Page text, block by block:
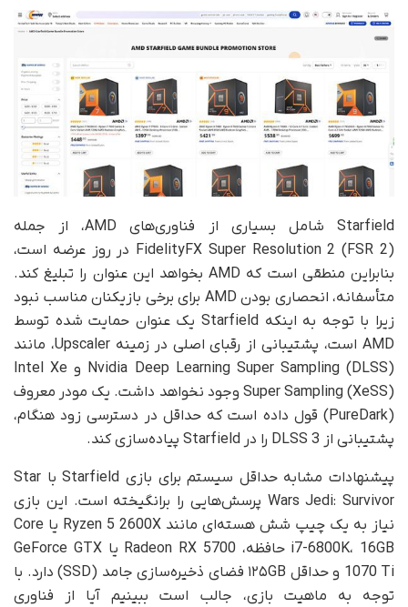
Starfield شامل بسیاری از فناوری‌های AMD، از جمله
FidelityFX Super Resolution 2 (FSR 2) در روز عرضه است،
بنابراین منطقی است که AMD بخواهد این عنوان را تبلیغ کند.
متأسفانه، انحصاری بودن AMD برای برخی بازیکنان مناسب نبود
زیرا با توجه به اینکه Starfield یک عنوان حمایت شده توسط
AMD است، پشتیبانی از رقبای اصلی در زمینه Upscaler، مانند
Nvidia Deep Learning Super Sampling (DLSS) و Intel Xe
Super Sampling (XeSS) وجود نخواهد داشت. یک مودر معروف
(PureDark) قول داده است که حداقل در دسترسی زود هنگام،
پشتیبانی از DLSS 3 را در Starfield پیاده‌سازی کند.
پیشنهادات مشابه حداقل سیستم برای بازی Starfield با Star
Wars Jedi: Survivor پرسش‌هایی را برانگیخته است. این بازی
نیاز به یک چیپ شش هسته‌ای مانند Ryzen 5 2600X یا Core
i7-6800K، 16GB حافظه، Radeon RX 5700 یا GeForce GTX
1070 Ti و حداقل ۱۲۵GB فضای ذخیره‌سازی جامد (SSD) دارد. با
توجه به ماهیت بازی، جالب است ببینیم آیا از فناوری